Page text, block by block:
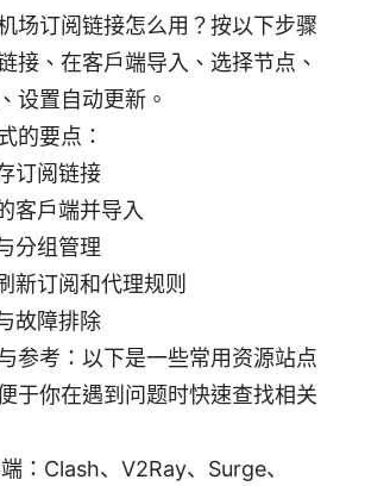
场订阅链接怎么用？按以下步骤
接、在客户端导入、选择节点、
设置自动更新。
的要点：
订阅链接
客户端并导入
分组管理
新订阅和代理规则
故障排除
参考：以下是一些常用资源站点
于你在遇到问题时快速查找相关
：Clash、V2Ray、Surge、